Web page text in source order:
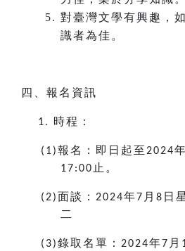
對臺灣文學有興趣，
識者為佳。
四、報名資訊
1. 時程：
(1)報名：即日起至2024年
17:00 止。
(2)面談： 2024年7 月 8 日
二
(3)錄取名單： 2024年7 月